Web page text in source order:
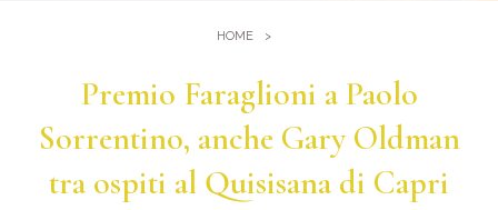
Sauna e Bagno turco
Eventi e Meeting
Meeting al Quisisana
Sposarsi al Quisisana
Gallery
Leaders Club
HOME
Premio Faraglioni a Paolo
Sorrentino, anche Gary Oldman
tra ospiti al Quisisana di Capri